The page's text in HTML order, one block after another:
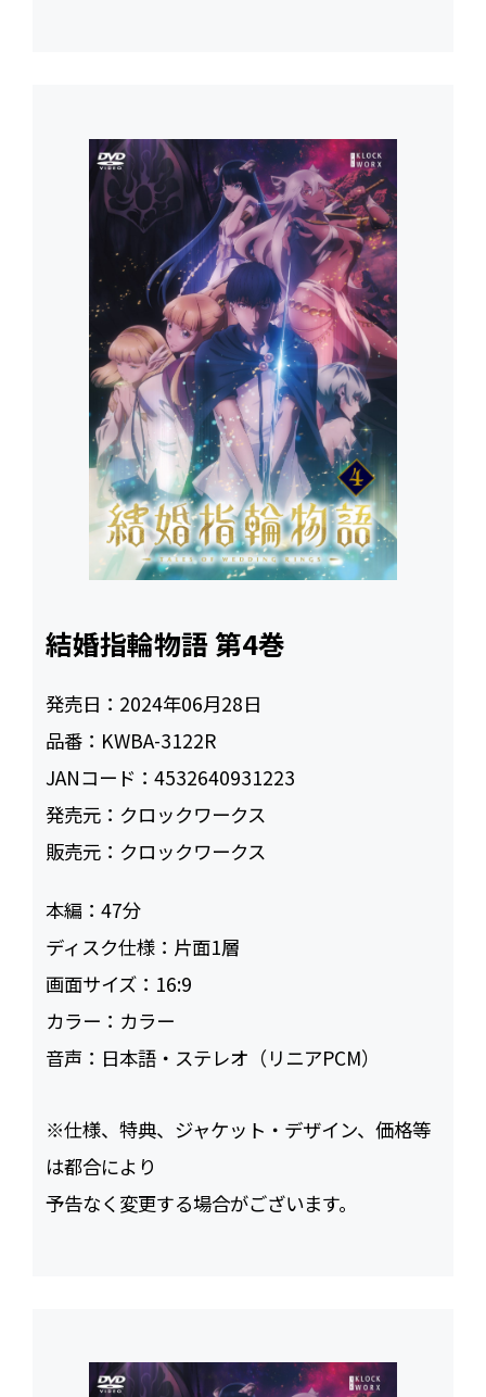
結婚指輪物語 第4巻
発売日： 2024年06月28日
品番： KWBA-3122R
JANコード：4532640931223
発売元： クロックワークス
販売元： クロックワークス
本編：47
ディスク仕様： 片面1層
画面サイズ： 16:9
カラー： カラー
音声： 日本語・ステレオ（リニアPCM）
※仕様、特典、ジャケット・デザイン、価格等
は都合により
予告なく変更する場合がございます。